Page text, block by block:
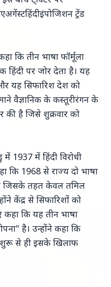
की सेहत के लिए रात भर का
कर रहा था
ट्रेंड
कि तीन भाषा फॉर्मूला
हिंदी पर जोर देता है। यह
यह सिफारिश देश को
वैज्ञानिक के कस्तूरीरंगन के
की है जिसे शुक्रवार को
में 1937 में हिंदी विरोधी
कि 1968 से राज्य दो भाषा
जिसके तहत केवल तमिल
केंद्र से सिफारिशों को
कि यह तीन भाषा
है। उन्होंने कहा कि
शुरू से ही इसके खिलाफ